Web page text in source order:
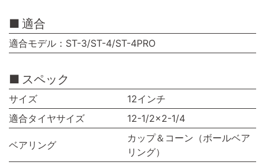
適合
適合モデル：ST-3/ST-4/ST-4PRO
スペック
サイズ
12インチ
適合タイヤサイズ
12-1/2×2-1/4
ベアリング
カップ＆コーン（ボールベア
リング）